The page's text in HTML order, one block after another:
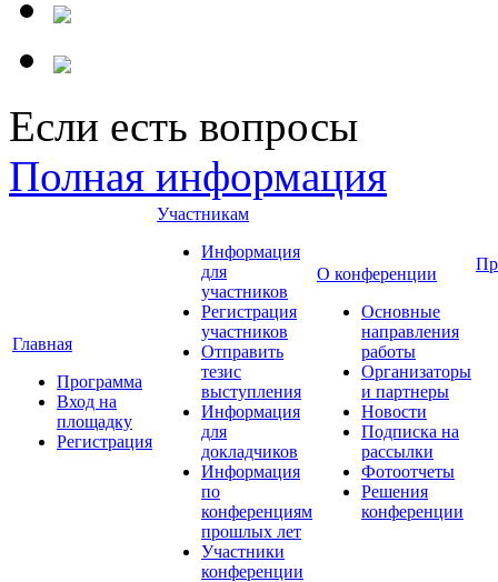
Если есть вопросы
Полная информация
Главная
Программа
Вход на
площадку
Регистрация
Участникам
Информация
для
участников
Регистрация
участников
Отправить
тезис
выступления
Информация
для
докладчиков
Информация
по
конференциям
прошлых лет
Участники
конференции
О конференции
Основные
направления
работы
Организаторы
и партнеры
Новости
Подписка на
рассылки
Фотоотчеты
Решения
конференции